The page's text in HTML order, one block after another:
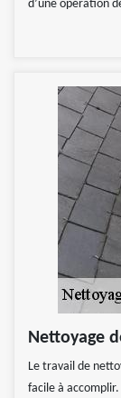
d’une opération
Nettoyage
Le travail de
facile à